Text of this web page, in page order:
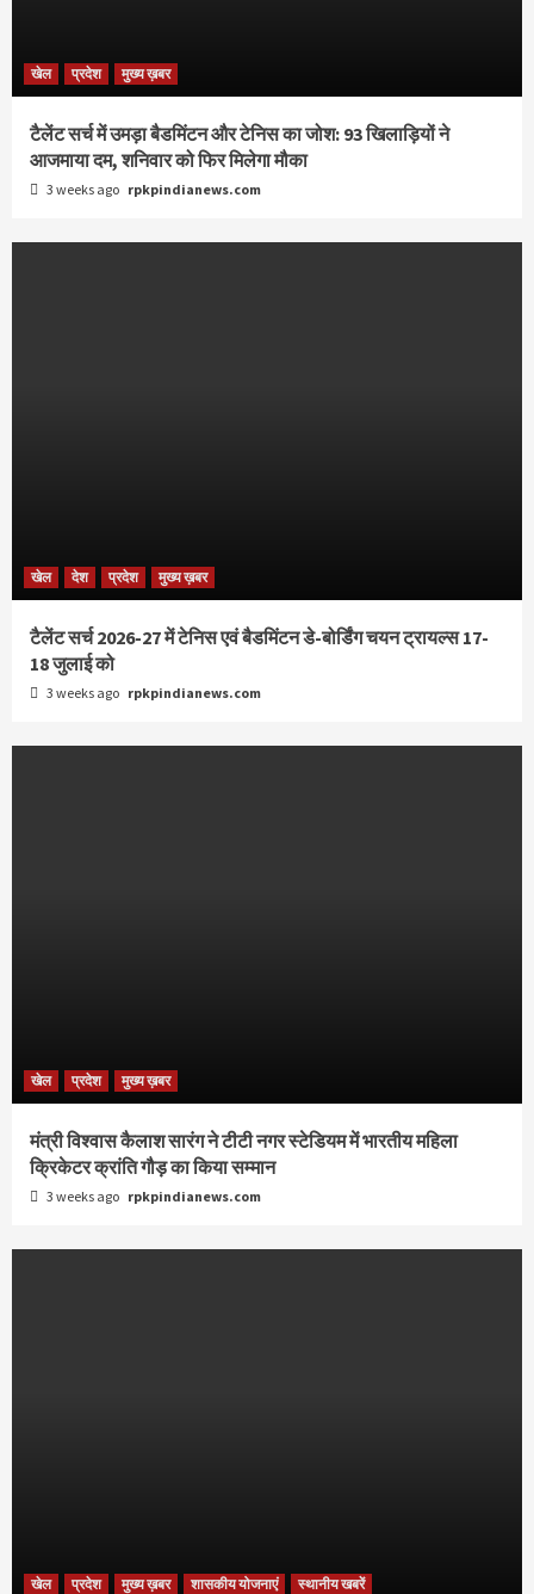
खेल प्रदेश मुख्य ख़बर
टैलेंट सर्च में उमड़ा बैडमिंटन और टेनिस का जोश: 93 खिलाड़ियों ने
आजमाया दम, शनिवार को फिर मिलेगा मौका
3 weeks ago rpkpindianews.com
खेल देश प्रदेश मुख्य ख़बर
टैलेंट सर्च 2026-27 में टेनिस एवं बैडमिंटन डे-बोर्डिंग चयन ट्रायल्स 17-
18 जुलाई को
3 weeks ago rpkpindianews.com
खेल प्रदेश मुख्य ख़बर
मंत्री विश्वास कैलाश सारंग ने टीटी नगर स्टेडियम में भारतीय महिला
क्रिकेटर क्रांति गौड़ का किया सम्मान
3 weeks ago rpkpindianews.com
खेल प्रदेश मुख्य ख़बर शासकीय योजनाएं स्थानीय खबरें